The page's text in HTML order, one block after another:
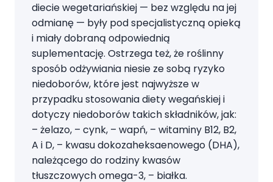
diecie wegetariańskiej — bez względu na jej
odmianę — były pod specjalistyczną opieką
i miały dobraną odpowiednią
suplementację. Ostrzega też, że roślinny
sposób odżywiania niesie ze sobą ryzyko
niedoborów, które jest najwyższe w
przypadku stosowania diety wegańskiej i
dotyczy niedoborów takich składników, jak:
– żelazo, – cynk, – wapń, – witaminy B12, B2,
A i D, – kwasu dokozaheksaenowego (DHA),
należącego do rodziny kwasów
tłuszczowych omega-3, – białka.